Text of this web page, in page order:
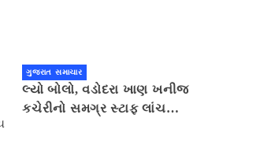
ગુજરાત સમાચાર
લ્યો બોલો, વડોદરા ખાણ ખનીજ
કચેરીનો સમગ્ર સ્ટાફ લાંચ